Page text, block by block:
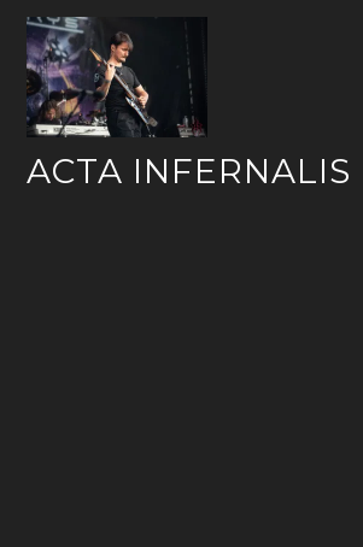
Skip
content
ACTA INFERNALIS